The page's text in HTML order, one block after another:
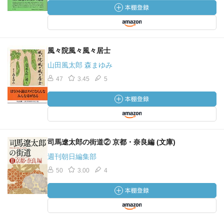
風々院風々風々居士
山田風太郎 森まゆみ
47 3.45 5
司馬遼太郎の街道② 京都・奈良編 (文庫)
週刊朝日編集部
50 3.00 4